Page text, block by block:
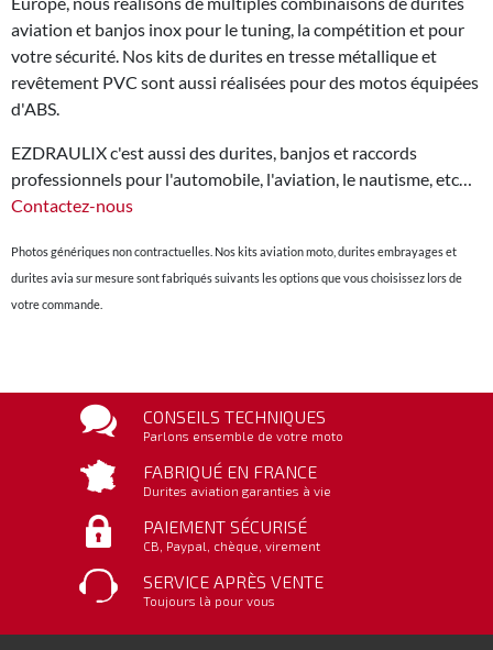
aviation et banjos inox pour le tuning, la compétition et pour
votre sécurité. Nos kits de durites en tresse métallique et
revêtement PVC sont aussi réalisées pour des motos équipées
d'ABS.
EZDRAULIX c'est aussi des durites, banjos et raccords
professionnels pour l'automobile, l'aviation, le nautisme, etc…
Contactez-nous
Photos génériques non contractuelles. Nos kits aviation moto, durites embrayages et
durites avia sur mesure sont fabriqués suivants les options que vous choisissez lors de
votre commande.
CONSEILS TECHNIQUES
Parlons ensemble de votre moto
FABRIQUÉ EN FRANCE
Durites aviation garanties à vie
PAIEMENT SÉCURISÉ
CB, Paypal, chèque, virement
SERVICE APRÈS VENTE
Toujours là pour vous